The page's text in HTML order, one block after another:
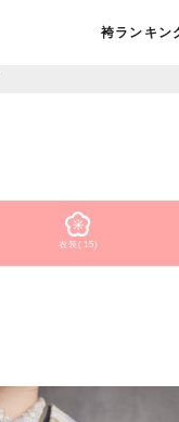
袴ランキン
衣装(15)